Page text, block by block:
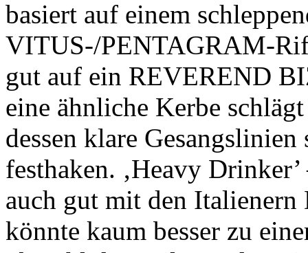
basiert auf einem
VITUS-/PENTAGRAM-
gut auf ein REVEREND
eine ähnliche Kerbe
dessen klare
festhaken. ‚Heavy
auch gut mit den
könnte kaum besser zu